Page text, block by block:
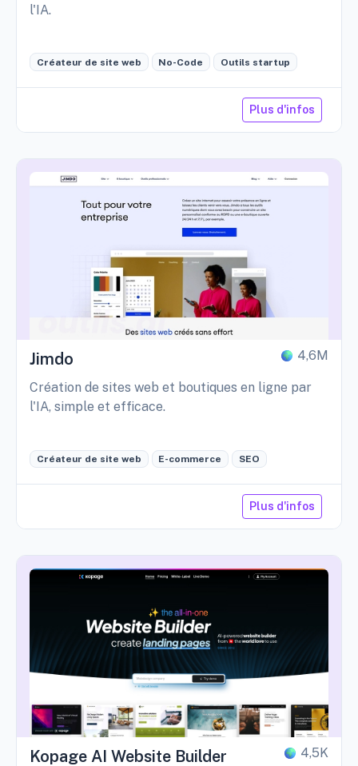
l'IA.
Créateur de site web No-Code Outils startup
Plus d'infos
Jimdo 4,6M
Création de sites web et boutiques en ligne par
l'IA, simple et efficace.
Créateur de site web E-commerce SEO
Plus d'infos
Kopage AI Website Builder 4,5K